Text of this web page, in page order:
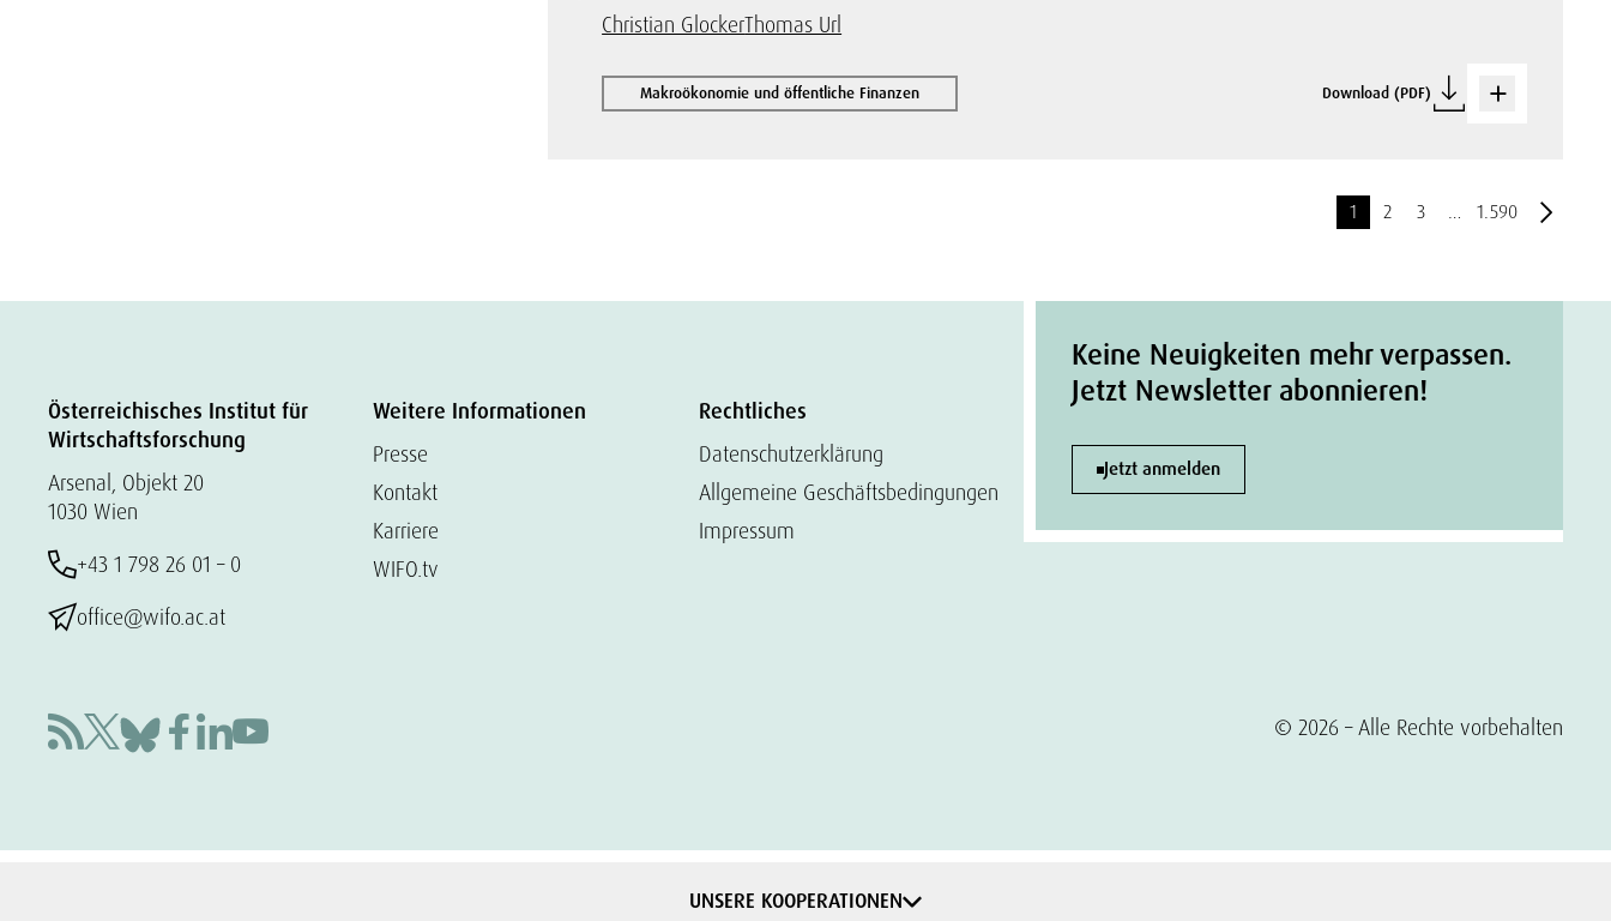
Christian GlockerThomas Url
Makroökonomie und öffentliche Finanzen Download (PDF)
1 2 3 … 1.590
Österreichisches Institut für
Wirtschaftsforschung
Arsenal, Objekt 20
1030 Wien
+43 1 798 26 01 – 0
office@wifo.ac.at
Weitere Informationen
Presse
Kontakt
Karriere
WIFO.tv
Rechtliches
Datenschutzerklärung
Allgemeine Geschäftsbedingungen
Impressum
Keine Neuigkeiten mehr verpassen.
Jetzt Newsletter abonnieren!
Jetzt anmelden
© 2026 – Alle Rechte vorbehalten
UNSERE KOOPERATIONEN